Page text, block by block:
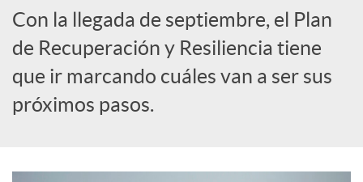
s
S
Con la llegada de septiembre, el Plan
de Recuperación y Resiliencia tiene
que ir marcando cuáles van a ser sus
próximos pasos.